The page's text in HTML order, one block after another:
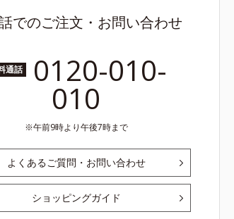
でのご注文・お問い合わせ
通話 0120-010-
010
午前9時より午後7時まで
よくあるご質問・お問い合わせ
ショッピングガイド